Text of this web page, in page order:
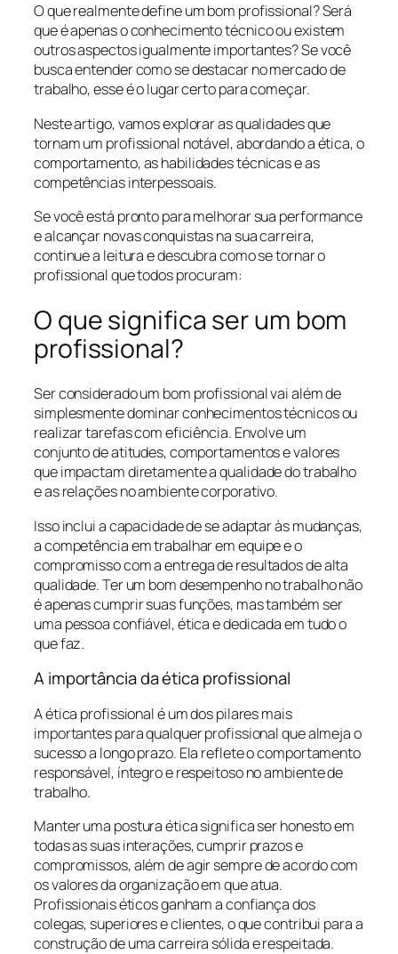
O que realmente define um bom profissional? Será
que é apenas o conhecimento técnico ou existem
outros aspectos igualmente importantes? Se você
busca entender como se destacar no mercado de
trabalho, esse é o lugar certo para começar.
Neste artigo, vamos explorar as qualidades que
tornam um profissional notável, abordando a ética, o
comportamento, as habilidades técnicas e as
competências interpessoais.
Se você está pronto para melhorar sua performance
e alcançar novas conquistas na sua carreira,
continue a leitura e descubra como se tornar o
profissional que todos procuram:
O que significa ser um bom
profissional?
Ser considerado um bom profissional vai além de
simplesmente dominar conhecimentos técnicos ou
realizar tarefas com eficiência. Envolve um
conjunto de atitudes, comportamentos e valores
que impactam diretamente a qualidade do trabalho
e as relações no ambiente corporativo.
Isso inclui a capacidade de se adaptar às mudanças,
a competência em trabalhar em equipe e o
compromisso com a entrega de resultados de alta
qualidade. Ter um bom desempenho no trabalho não
é apenas cumprir suas funções, mas também ser
uma pessoa confiável, ética e dedicada em tudo o
que faz.
A importância da ética profissional
A ética profissional é um dos pilares mais
importantes para qualquer profissional que almeja o
sucesso a longo prazo. Ela reflete o comportamento
responsável, íntegro e respeitoso no ambiente de
trabalho.
Manter uma postura ética significa ser honesto em
todas as suas interações, cumprir prazos e
compromissos, além de agir sempre de acordo com
os valores da organização em que atua.
Profissionais éticos ganham a confiança dos
colegas, superiores e clientes, o que contribui para a
construção de uma carreira sólida e respeitada.